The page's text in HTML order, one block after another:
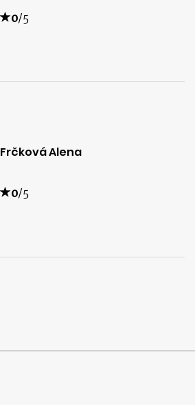
0/5
Frčková Alena
0/5